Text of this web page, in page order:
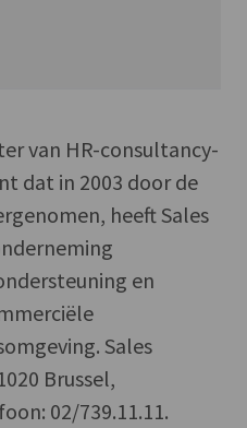
van HR-consultancy-
dat in 2003 door de
heeft Sales
en
Sales
Brussel,
02/739.11.11.